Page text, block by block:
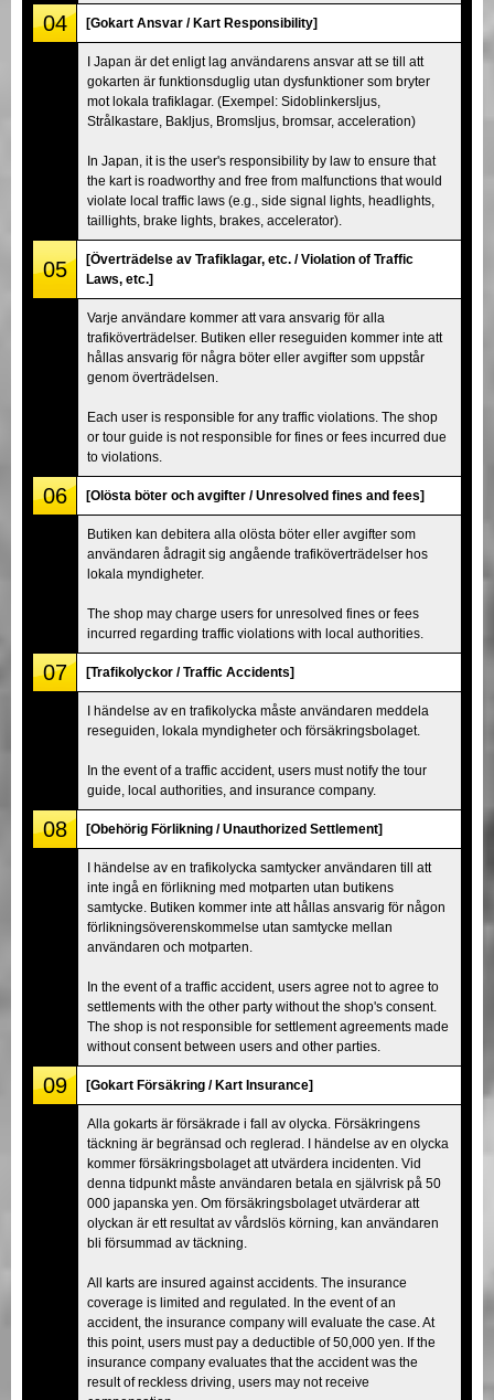
04 [Gokart Ansvar / Kart Responsibility]
I Japan är det enligt lag användarens ansvar att se till att
gokarten är funktionsduglig utan dysfunktioner som bryter
mot lokala trafiklagar. (Exempel: Sidoblinkersljus,
Strålkastare, Bakljus, Bromsljus, bromsar, acceleration)
In Japan, it is the user's responsibility by law to ensure that
the kart is roadworthy and free from malfunctions that would
violate local traffic laws (e.g., side signal lights, headlights,
taillights, brake lights, brakes, accelerator).
05
[Överträdelse av Trafiklagar, etc. / Violation of Traffic
Laws, etc.]
Varje användare kommer att vara ansvarig för alla
trafiköverträdelser. Butiken eller reseguiden kommer inte att
hållas ansvarig för några böter eller avgifter som uppstår
genom överträdelsen.
Each user is responsible for any traffic violations. The shop
or tour guide is not responsible for fines or fees incurred due
to violations.
06 [Olösta böter och avgifter / Unresolved fines and fees]
Butiken kan debitera alla olösta böter eller avgifter som
användaren ådragit sig angående trafiköverträdelser hos
lokala myndigheter.
The shop may charge users for unresolved fines or fees
incurred regarding traffic violations with local authorities.
07 [Trafikolyckor / Traffic Accidents]
I händelse av en trafikolycka måste användaren meddela
reseguiden, lokala myndigheter och försäkringsbolaget.
In the event of a traffic accident, users must notify the tour
guide, local authorities, and insurance company.
08 [Obehörig Förlikning / Unauthorized Settlement]
I händelse av en trafikolycka samtycker användaren till att
inte ingå en förlikning med motparten utan butikens
samtycke. Butiken kommer inte att hållas ansvarig för någon
förlikningsöverenskommelse utan samtycke mellan
användaren och motparten.
In the event of a traffic accident, users agree not to agree to
settlements with the other party without the shop's consent.
The shop is not responsible for settlement agreements made
without consent between users and other parties.
09 [Gokart Försäkring / Kart Insurance]
Alla gokarts är försäkrade i fall av olycka. Försäkringens
täckning är begränsad och reglerad. I händelse av en olycka
kommer försäkringsbolaget att utvärdera incidenten. Vid
denna tidpunkt måste användaren betala en självrisk på 50
000 japanska yen. Om försäkringsbolaget utvärderar att
olyckan är ett resultat av vårdslös körning, kan användaren
bli försummad av täckning.
All karts are insured against accidents. The insurance
coverage is limited and regulated. In the event of an
accident, the insurance company will evaluate the case. At
this point, users must pay a deductible of 50,000 yen. If the
insurance company evaluates that the accident was the
result of reckless driving, users may not receive